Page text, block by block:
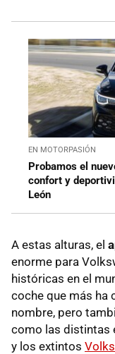
EN MOTORPASIÓN
Probamos el
confort y
León
A estas alturas, el
enorme para
históricas en el
coche que más ha
nombre, pero
como las distintas
y los extintos